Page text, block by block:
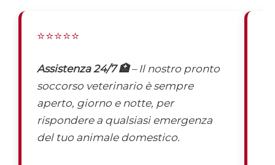
⭐⭐⭐⭐⭐
Assistenza 24/7 🏥– Il nostro pronto
soccorso veterinario è sempre
aperto, giorno e notte, per
rispondere a qualsiasi emergenza
del tuo animale domestico.